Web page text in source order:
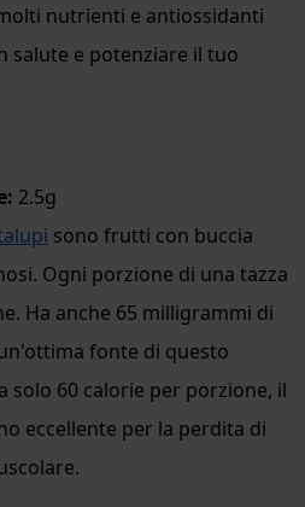
nutrienti e antiossidanti
salute e potenziare il tuo
2.5g
sono frutti con buccia
Ogni porzione di una tazza
Ha anche 65 milligrammi di
fonte di questo
60 calorie per porzione, il
eccellente per la perdita di